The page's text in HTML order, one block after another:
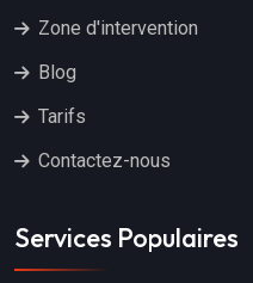
Zone d'intervention
Blog
Tarifs
Contactez-nous
Services Populaires